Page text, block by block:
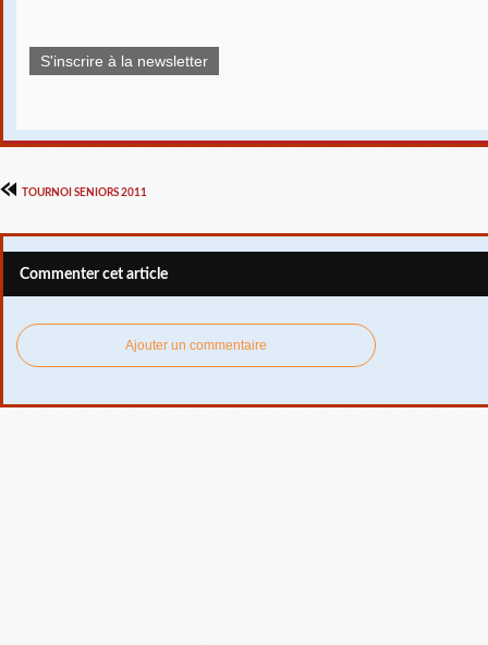
S'inscrire à la newsletter
TOURNOI SENIORS 2011
Commenter cet article
Ajouter un commentaire